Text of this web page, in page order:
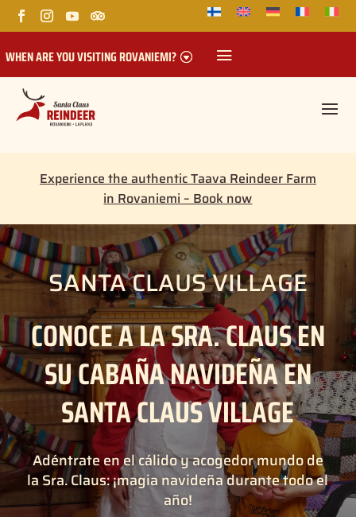
WHEN ARE YOU VISITING ROVANIEMI?
Experience the authentic Taava Reindeer Farm
in Rovaniemi – Book now
SANTA CLAUS VILLAGE
CONOCE A LA SRA. CLAUS EN
SU CABAÑA NAVIDEÑA EN
SANTA CLAUS VILLAGE
Adéntrate en el cálido y acogedor mundo de
la Sra. Claus: ¡magia navideña durante todo el
año!